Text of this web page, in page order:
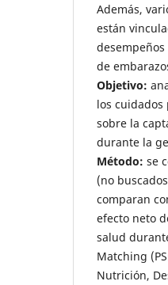
Además,
están
de
Objetivo:
los
sobre la
durante la
Método: se
(no
comparan
efecto neto
salud
Matching
Nutrición,